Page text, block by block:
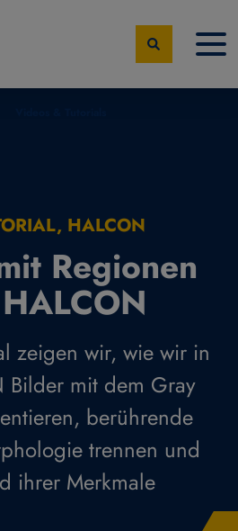
der industrielle
HALCON
Regionen
zeigen wir, wie wir in
Bilder mit dem Gray
berührende
trennen und
ihrer Merkmale